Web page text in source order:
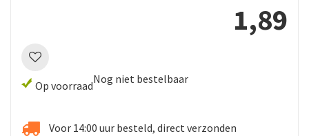
1,89
Op voorraadNog niet bestelbaar
Voor 14:00 uur besteld, direct verzonden